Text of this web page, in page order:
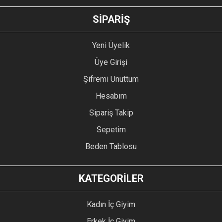
GÖNDER
SİPARİŞ
Yeni Üyelik
Üye Girişi
Şifremi Unuttum
Hesabım
Sipariş Takip
Sepetim
Beden Tablosu
KATEGORİLER
Kadın İç Giyim